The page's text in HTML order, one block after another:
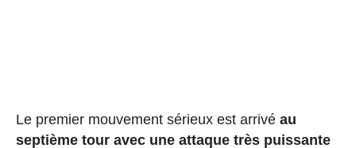
Le premier mouvement sérieux est arrivé au
septième tour avec une attaque très puissante